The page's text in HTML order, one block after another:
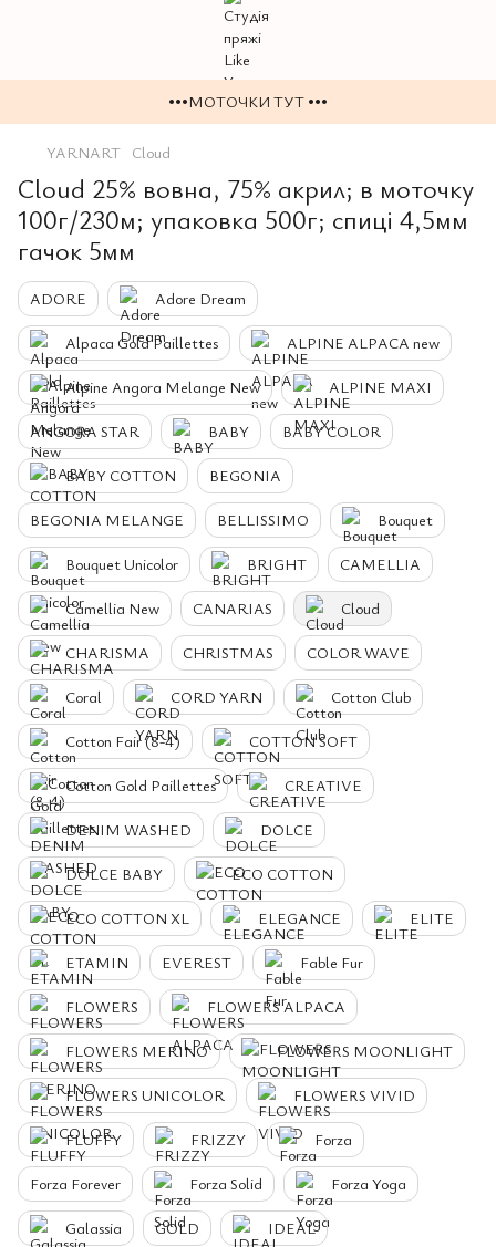
•••МОТОЧКИ ТУТ •••
YARNART Cloud
Cloud 25% вовна, 75% акрил; в моточку
100г/230м; упаковка 500г; спиці 4,5мм
гачок 5мм
ADORE Adore Dream
Alpaca Gold Paillettes ALPINE ALPACA new
Alpine Angora Melange New ALPINE MAXI
ANGORA STAR BABY BABY COLOR
BABY COTTON BEGONIA
BEGONIA MELANGE BELLISSIMO Bouquet
Bouquet Unicolor BRIGHT CAMELLIA
Camellia New CANARIAS Cloud
CHARISMA CHRISTMAS COLOR WAVE
Coral CORD YARN Cotton Club
Cotton Fair (8-4) COTTON SOFT
Cotton Gold Paillettes CREATIVE
DENIM WASHED DOLCE
DOLCE BABY ECO COTTON
ECO COTTON XL ELEGANCE ELITE
ETAMIN EVEREST Fable Fur
FLOWERS FLOWERS ALPACA
FLOWERS MERINO FLOWERS MOONLIGHT
FLOWERS UNICOLOR FLOWERS VIVID
FLUFFY FRIZZY Forza
Forza Forever Forza Solid Forza Yoga
Galassia GOLD IDEAL